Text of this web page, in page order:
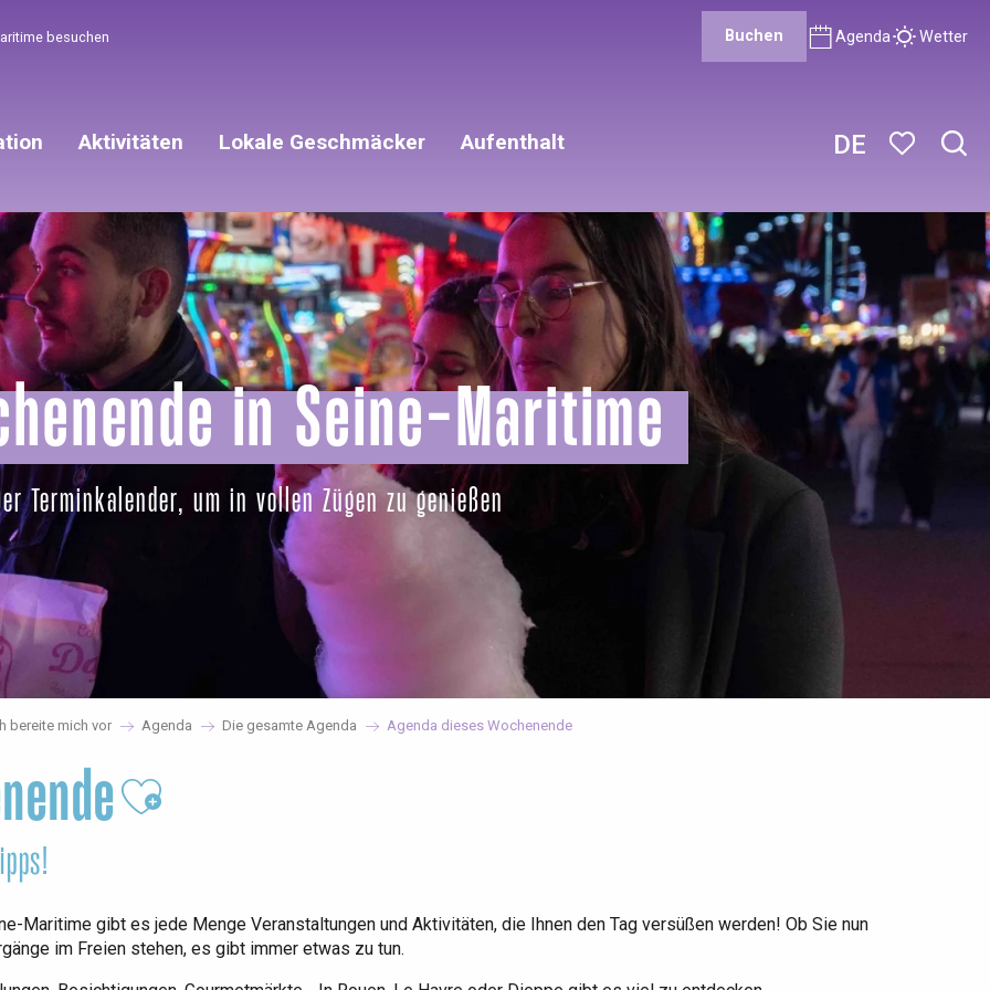
DE
besuchen Buchen Agenda Wetter
Aktivitäten Lokale Geschmäcker Aufenthalt
in Seine-Maritime
Terminkalender, um in vollen Zügen zu genießen
bereite mich vor Agenda Die gesamte Agenda Agenda dieses Wochenende
Maritime gibt es jede Menge Veranstaltungen und Aktivitäten, die Ihnen den Tag versüßen werden! Ob Sie nun
im Freien stehen, es gibt immer etwas zu tun.